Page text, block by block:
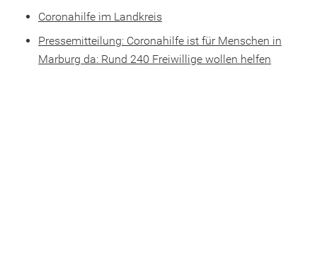
neuen
Coronahilfe im Landkreis
(Öffnet
einem
Pressemitteilung: Coronahilfe ist für Menschen in
Marburg da: Rund 240 Freiwillige wollen helfen
(Öffnet